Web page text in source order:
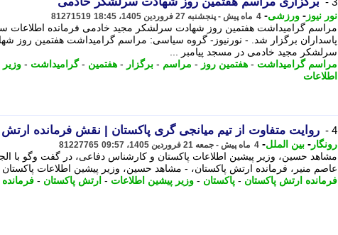
نور نیوز - ورزشی- 4 ماه پیش - پنجشنبه 27 فروردین 1405، 18:45 81271519
مراسم گرامیداشت هفتمین روز شهادت سرلشکر مجید خادمی فرمانده اطلاعات
پاسداران برگزار شد. - نورنیوز- گروه سیاسی: مراسم گرامیداشت هفتمین روز
سرلشکر مجید خادمی در مسجد پیامبر ...
مراسم گرامیداشت - هفتمین روز - مراسم - برگزار - هفتمین -گرامیداشت - وزیر
اطلاعات
4 - روایت متفاوت از تیم میانجی گری پاکستان | نقش فرمانده ارتش
رونگار - بین الملل- 4 ماه پیش - جمعه 21 فروردین 1405، 09:57 81227765
مشاهد حسین، وزیر پیشین اطلاعات پاکستان و کارشناس دفاعی، در گفت وگو با
عاصم منیر، فرمانده ارتش پاکستان، - مشاهد حسین، وزیر پیشین اطلاعات پاکستان
فرمانده ارتش پاکستان - پاکستان - وزیر پیشین اطلاعات - ارتش پاکستان -